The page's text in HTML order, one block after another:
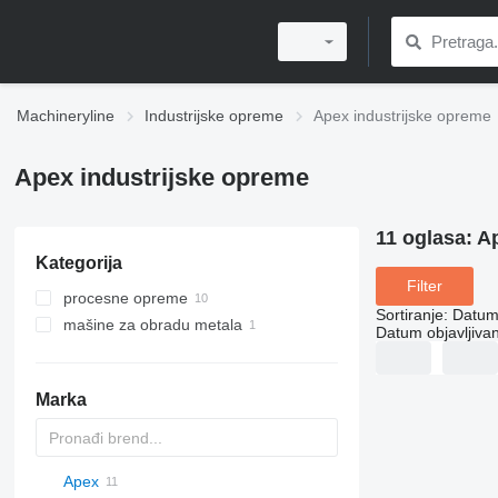
Machineryline Industrijske opreme Apex industrijske opreme
Apex industrijske opreme
Kategorija
procesne opreme
industrijski roboti
industrijski detektori metala
mašine za obradu metala
Marka
PDS
APD
AB
Ensis
Apex
11 oglasa:
Filter
Sortiranje:
Datum